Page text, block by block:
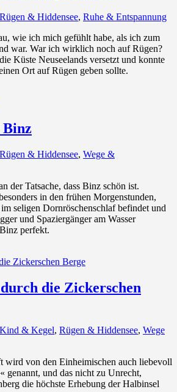
Rügen & Hiddensee, Ruhe & Entspannung
wie ich mich gefühlt habe, als ich zum
war. War ich wirklich noch auf Rügen?
Küste Neuseelands versetzt und konnte
Ort auf Rügen geben sollte.
Binz
Rügen & Hiddensee, Wege &
der Tatsache, dass Binz schön ist.
in den frühen Morgenstunden,
seligen Dornröschenschlaf befindet und
und Spaziergänger am Wasser
perfekt.
die Zickerschen
Kind & Kegel, Rügen & Hiddensee, Wege
wird von den Einheimischen auch liebevoll
genannt, und das nicht zu Unrecht,
die höchste Erhebung der Halbinsel